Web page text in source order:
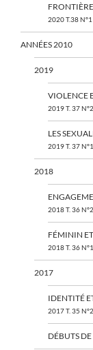
2020 T.38 N°1
ANNÉES 2010
2019
VIOLENCE
2019 T. 37 N°2
LES
2019 T. 37 N°1
2018
2018 T. 36 N°2
FÉMININ
2018 T. 36 N°1
2017
IDENTITÉ
2017 T. 35 N°2
DÉBUTS